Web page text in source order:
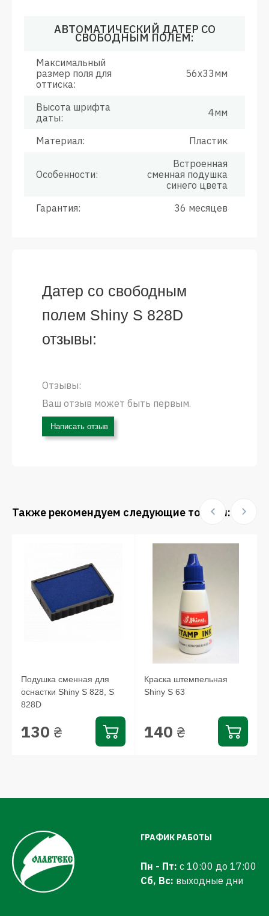
АВТОМАТИЧЕСКИЙ ДАТЕР СО
СВОБОДНЫМ ПОЛЕМ:
Максимальный
размер поля для
оттиска:
56х33мм
Высота шрифта
даты:
4мм
Материал: Пластик
Особенности:
Встроенная
сменная подушка
синего цвета
Гарантия:
36 месяцев
Датер со свободным
полем Shiny S 828D
отзывы:
Отзывы:
Ваш отзыв может быть первым.
Написать отзыв
Также рекомендуем следующие товары:
Подушка сменная для
оснастки Shiny S 828, S
828D
130 ₴
Краска штемпельная
Shiny S 63
140 ₴
ГРАФИК РАБОТЫ
Пн - Пт: с 10:00 до 17:00
Сб, Вс: выходные дни